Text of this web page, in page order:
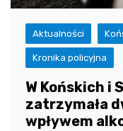
Aktualności
Kronika policyjna
W Końskich i
zatrzymała
wpływem